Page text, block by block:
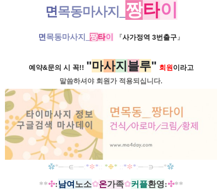
면목동마사지_ 짱타이
면 목동마사지_ 짱타이 『사가정역 3번출구 』
예약&문의 시 꼭!! "마사지 블루" 회원 이라고
말씀하셔야 회원가 적용되십니다.
✿*──∈──: *✼*:: *❉* :: *✼*:──∋──*✿
**✣: 남여 노소✿온가족✿커플환영:✣**